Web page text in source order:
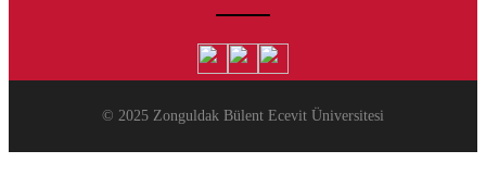
© 2025 Zonguldak Bülent Ecevit Üniversitesi